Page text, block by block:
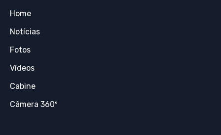
Home
Notícias
Fotos
Vídeos
Cabine
Câmera 360º